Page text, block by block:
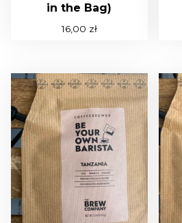
in the Bag)
16,00 zł